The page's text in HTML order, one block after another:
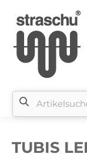
TUBIS